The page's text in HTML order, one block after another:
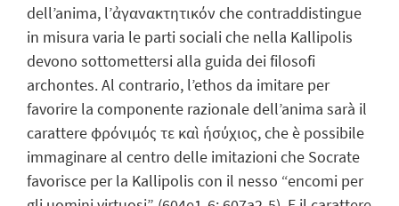
dell’anima, l’ἀγανακτητικόν che contraddistingue
in misura varia le parti sociali che nella Kallipolis
devono sottomettersi alla guida dei filosofi
archontes. Al contrario, l’ethos da imitare per
favorire la componente razionale dell’anima sarà il
carattere φρόνιμός τε καὶ ἡσύχιος, che è possibile
immaginare al centro delle imitazioni che Socrate
favorisce per la Kallipolis con il nesso “encomi per